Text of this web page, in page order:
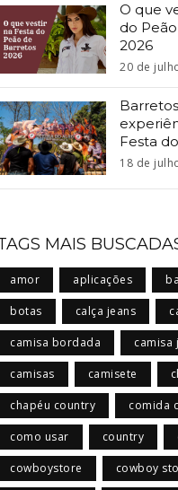
O que
do
2026
20 de
Festa
18 de
MAIS
amor aplicações
botas calça jeans
camisa bordada camisa
camisas camisete
chapéu country comida
como usar country
cowboystore cowboy